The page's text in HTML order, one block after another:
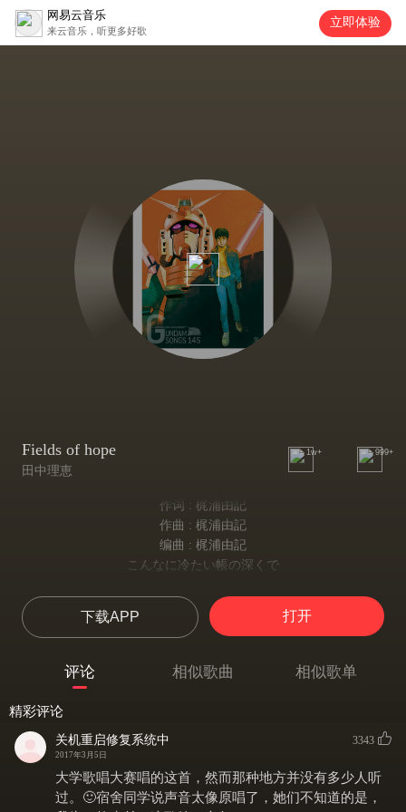
网易云音乐
来云音乐，听更多好歌
立即体验
Fields of hope
田中理恵
1w+ 999+
作词 : 梶浦由記
作曲 : 梶浦由記
编曲 : 梶浦由記
こんなに冷たい帳の深くで
貴方は一人で眠ってる
你独自安眠
祈りの歌声 淋しい野原を
祈祷的歌声 仿佛一道微光
小さな光が照らしてた
你那孩子般的笑颜
懐かしくまだ遠く
下载APP 打开
评论 相似歌曲 相似歌单
精彩评论
关机重启修复系统中
2017年3月5日
3343
大学歌唱大赛唱的这首，然而那种地方并没有多少人听
过。🙂宿舍同学说声音太像原唱了，她们不知道的是，